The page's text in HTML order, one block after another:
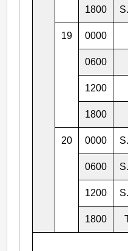
1800
19 0000
0600
1200
1800
20 0000
0600
1200
1800